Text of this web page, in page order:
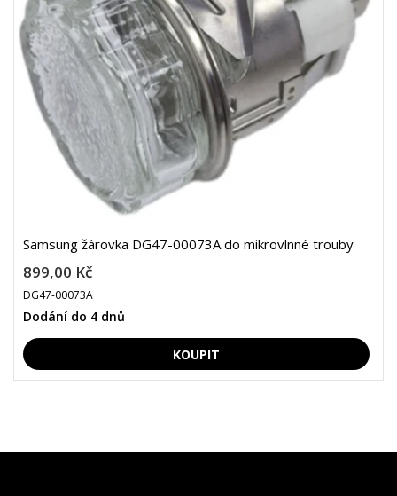
Samsung žárovka DG47-00073A do mikrovlnné trouby
899,00 Kč
DG47-00073A
Dodání do 4 dnů